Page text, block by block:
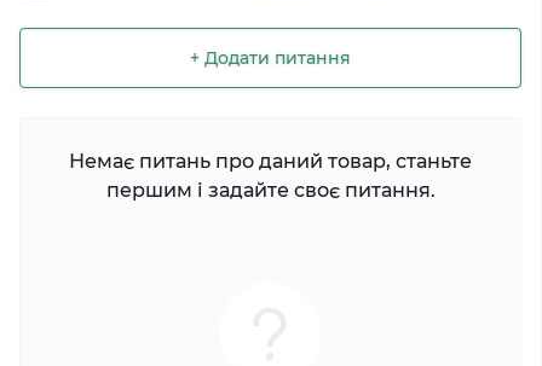
+ Додати питання
Немає питань про даний товар, станьте
першим і задайте своє питання.